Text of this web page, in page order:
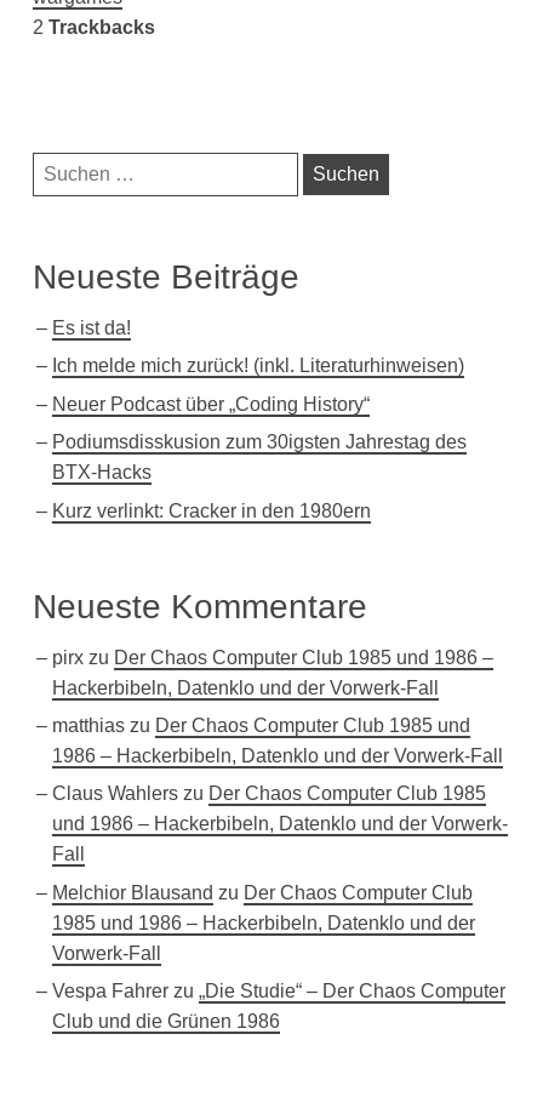
2 Trackbacks
Navigationsleiste
Suchen
nach:
Neueste Beiträge
Es ist da!
Ich melde mich zurück! (inkl. Literaturhinweisen)
Neuer Podcast über „Coding History“
Podiumsdisskusion zum 30igsten Jahrestag des
BTX-Hacks
Kurz verlinkt: Cracker in den 1980ern
Neueste Kommentare
pirxzu Der Chaos Computer Club 1985 und 1986 –
Hackerbibeln, Datenklo und der Vorwerk-Fall
matthiaszu Der Chaos Computer Club 1985 und
1986 – Hackerbibeln, Datenklo und der Vorwerk-Fall
Claus Wahlerszu Der Chaos Computer Club 1985
und 1986 – Hackerbibeln, Datenklo und der Vorwerk-
Fall
Melchior Blausand zu Der Chaos Computer Club
1985 und 1986 – Hackerbibeln, Datenklo und der
Vorwerk-Fall
Vespa Fahrerzu „Die Studie“ – Der Chaos Computer
Club und die Grünen 1986